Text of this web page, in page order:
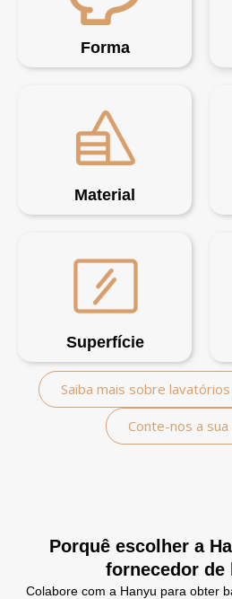
Forma
Material
Superfície
Saiba mais sobre
Conte-nos a sua
Porquê escolher a
fornecedor de
Colabore com a Hanyu para obter